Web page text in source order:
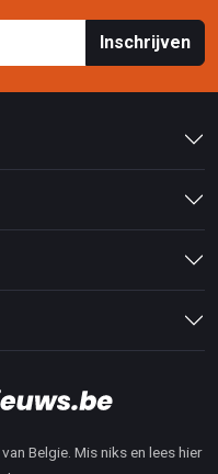
Inschrijven
Belgie. Mis niks en lees hier